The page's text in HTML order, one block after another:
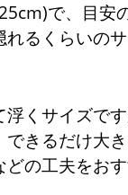
で、目安
るくらいの
浮くサイズで
できるだけ大
の工夫をおす